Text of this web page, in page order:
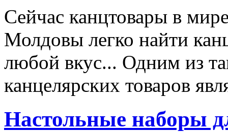
Сейчас канцтовары в
Молдовы легко найти
любой вкус... Одним из
канцелярских товаров
Настольные наборы